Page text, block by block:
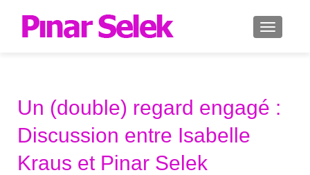
Un (double) regard engagé :
Discussion entre Isabelle
Kraus et Pinar Selek